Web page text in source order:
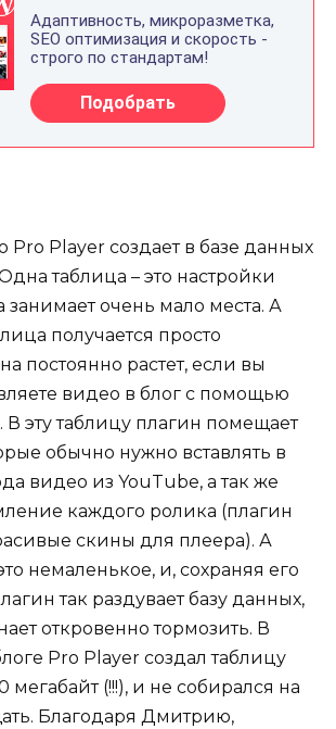
Pro Player создает в базе данных
таблица – это настройки
занимает очень мало места. А
получается просто
постоянно растет, если вы
видео в блог с помощью
В эту таблицу плагин помещает
обычно нужно вставлять в
видео из YouTube, а так же
каждого ролика (плагин
скины для плеера). А
немаленькое, и, сохраняя его
так раздувает базу данных,
откровенно тормозить. В
Pro Player создал таблицу
мегабайт (!!!), и не собирался на
Благодаря Дмитрию,